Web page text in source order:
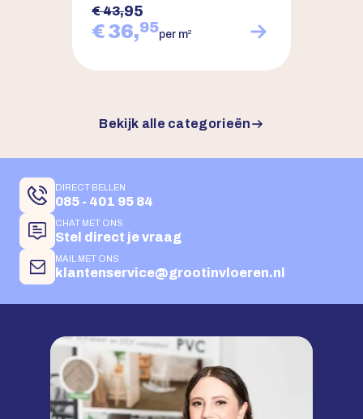
€ 43,95
€ 36,95per m2
Bekijk alle categorieën
DIRECT BELLEN
085 - 401 95 84
CHAT MET ONS
Stel direct je vraag
MAIL MET ONS
klantenservice@grootinvloeren.nl